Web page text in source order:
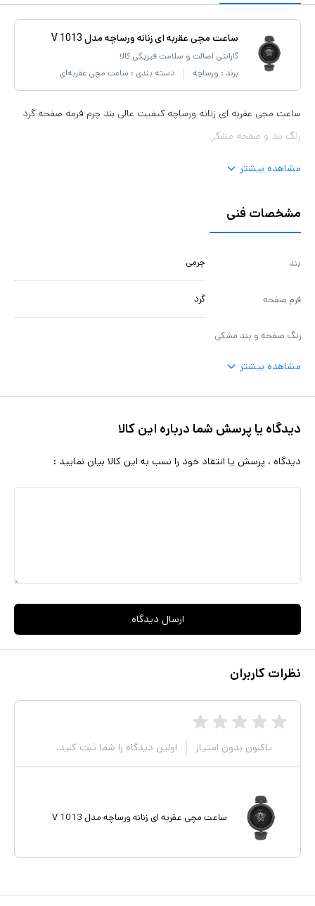
ساعت مچی عقربه ای زنانه ورساچه مدل V 1013
گارانتی اصالت و سلامت فیزیکی کالا
برند : ورساچه دسته بندی : ساعت مچی عقربه‌ای
ساعت مجی عقربه ای زنانه ورساچه کیفیت عالی بند چرم فرمه صفحه گرد
رنگ بند و صفحه مشکی
مشاهده بیشتر
مشخصات فنی
بند چرمی
فرم صفحه گرد
رنگ صفحه و بند مشکی
مشاهده بیشتر
دیدگاه یا پرسش شما درباره این کالا
دیدگاه ، پرسش یا انتقاد خود را نسب به این کالا بیان نمایید :
ارسال دیدگاه
نظرات کاربران
تاکنون بدون امتیاز اولین دیدگاه را شما ثبت کنید.
ساعت مچی عقربه ای زنانه ورساچه مدل V 1013